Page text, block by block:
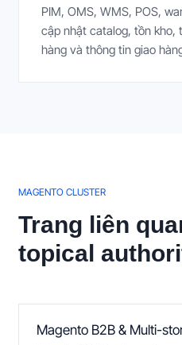
PIM, OMS, WMS, POS,
cập nhật catalog, tồn kho,
hàng và thông tin giao
MAGENTO CLUSTER
Trang liên
topical
Magento B2B & Multi-